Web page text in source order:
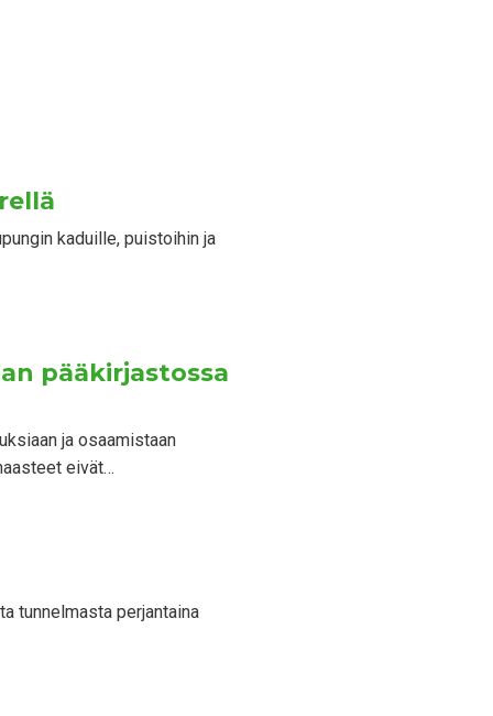
kaduille, puistoihin ja
pääkirjastossa
ja osaamistaan
eivät…
tunnelmasta perjantaina